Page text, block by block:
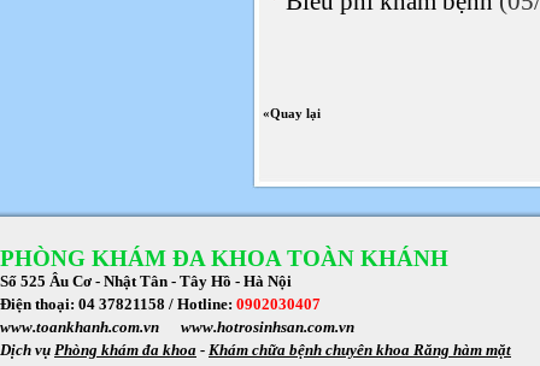
«Quay lại
PHÒNG KHÁM ĐA KHOA TOÀN KHÁNH
Số 525 Âu Cơ - Nhật Tân - Tây Hồ - Hà Nội
Điện thoại: 04 37821158 / Hotline: 0902030407
www.toankhanh.com.vn www.hotrosinhsan.com.vn
Dịch vụ Phòng khám đa khoa - Khám chữa bệnh chuyên khoa Răng hàm mặt